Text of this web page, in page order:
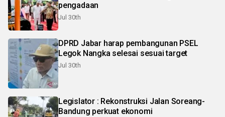
pengadaan
Jul 30th
DPRD Jabar harap pembangunan PSEL
Legok Nangka selesai sesuai target
Jul 30th
Legislator : Rekonstruksi Jalan Soreang-
Bandung perkuat ekonomi